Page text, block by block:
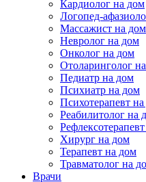
Кардиолог на дом
Логопед-
Массажист на дом
Невролог на дом
Онколог на дом
Отоларинголог
Педиатр на дом
Психиатр на дом
Психотерапевт
Реабилитолог на
Хирург на дом
Терапевт на дом
Травматолог на
Врачи